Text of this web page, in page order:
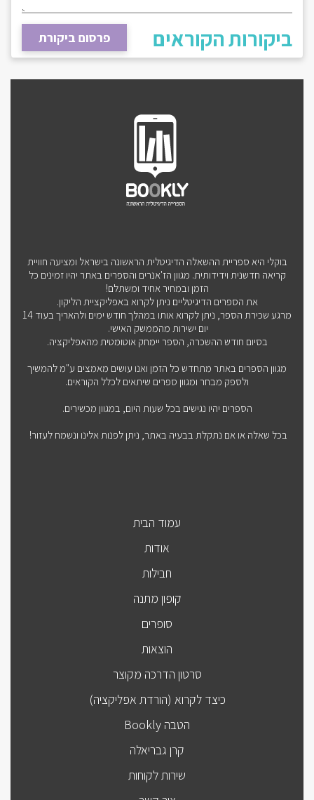
פרסום ביקורת ביקורות הקוראים
בוקלי היא ספריית ההשאלה הדיגיטלית הראשונה בישראל ומציעה חוויית
קריאה חדשנית וידידותית. מגוון הז'אנרים והספרים באתר יהיו זמינים כל
הזמן ובמחיר אחיד ומשתלם!
את הספרים הדיגיטליים ניתן לקרוא באפליקציית הליקון.
מרגע שכירת הספר, ניתן לקרוא אותו במהלך חודש ימים ולהאריך בעוד 14
יום ישירות מהממשק האישי.
בסיום חודש ההשכרה, הספר יימחק אוטומטית מהאפליקציה.
מגוון הספרים באתר מתחדש כל הזמן ואנו עושים מאמצים ע"מ להמשיך
ולספק מבחר ומגוון ספרים שיתאים לכלל הקוראים.
הספרים יהיו נגישים בכל שעות היום, במגוון מכשירים.
בכל שאלה או אם נתקלת בבעיה באתר, ניתן לפנות אלינו ונשמח לעזור!
עמוד הבית
אודות
חבילות
קופון מתנה
סופרים
הוצאות
סרטון הדרכה מקוצר
כיצד לקרוא (הורדת אפליקציה)
הטבה Bookly
קרן גבריאלה
שירות לקוחות